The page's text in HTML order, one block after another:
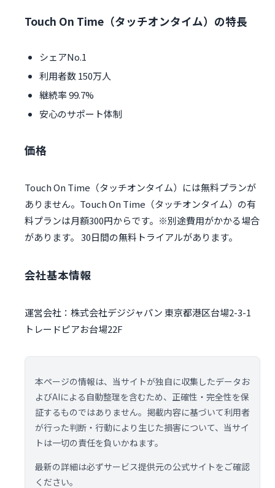
Touch On Time（タッチオンタイム）の特長
シェアNo.1
利用者数 150万人
継続率 99.7%
安心のサポート体制
価格
Touch On Time（タッチオンタイム）には無料プランが
ありません。Touch On Time（タッチオンタイム）の有
料プランは月額300円からです。※別途費用がかかる場合
があります。 30日間の無料トライアルがあります。
会社基本情報
運営会社：株式会社デジジャパン 東京都港区台場2-3-1
トレードピアお台場22F
本ページの情報は、当サイトが独自に収集したデータお
よびAIによる自動整理を含むため、正確性・完全性を保
証するものではありません。掲載内容に基づいて利用者
が行った判断・行動により生じた損害について、当サイ
トは一切の責任を負いかねます。
最新の詳細は必ずサービス提供元の公式サイトをご確認
ください。